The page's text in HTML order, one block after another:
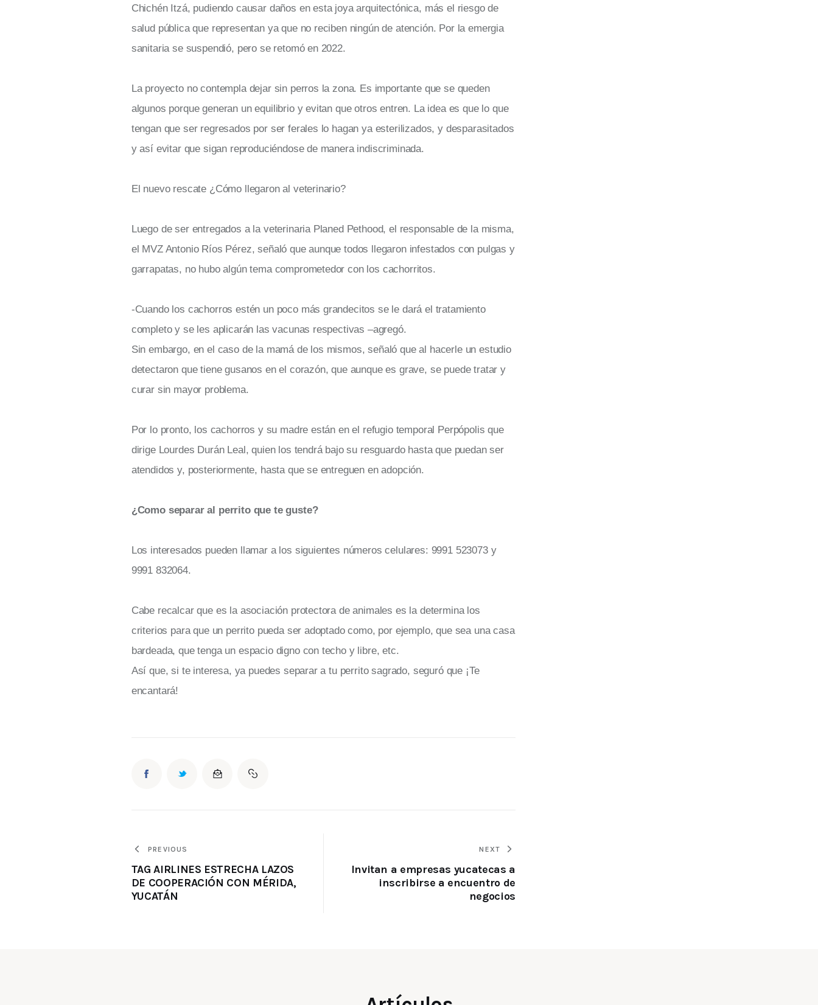
Chichén Itzá, pudiendo causar daños en esta joya arquitectónica, más el riesgo de
salud pública que representan ya que no reciben ningún de atención. Por la emergia
sanitaria se suspendió, pero se retomó en 2022.
La proyecto no contempla dejar sin perros la zona. Es importante que se queden
algunos porque generan un equilibrio y evitan que otros entren. La idea es que lo que
tengan que ser regresados por ser ferales lo hagan ya esterilizados, y desparasitados
y así evitar que sigan reproduciéndose de manera indiscriminada.
El nuevo rescate ¿Cómo llegaron al veterinario?
Luego de ser entregados a la veterinaria Planed Pethood, el responsable de la misma,
el MVZ Antonio Ríos Pérez, señaló que aunque todos llegaron infestados con pulgas y
garrapatas, no hubo algún tema comprometedor con los cachorritos.
-Cuando los cachorros estén un poco más grandecitos se le dará el tratamiento
completo y se les aplicarán las vacunas respectivas –agregó.
Sin embargo, en el caso de la mamá de los mismos, señaló que al hacerle un estudio
detectaron que tiene gusanos en el corazón, que aunque es grave, se puede tratar y
curar sin mayor problema.
Por lo pronto, los cachorros y su madre están en el refugio temporal Perpópolis que
dirige Lourdes Durán Leal, quien los tendrá bajo su resguardo hasta que puedan ser
atendidos y, posteriormente, hasta que se entreguen en adopción.
¿Como separar al perrito que te guste?
Los interesados pueden llamar a los siguientes números celulares: 9991 523073 y
9991 832064.
Cabe recalcar que es la asociación protectora de animales es la determina los
criterios para que un perrito pueda ser adoptado como, por ejemplo, que sea una casa
bardeada, que tenga un espacio digno con techo y libre, etc.
Así que, si te interesa, ya puedes separar a tu perrito sagrado, seguró que ¡Te
encantará!
PREVIOUS
TAG AIRLINES ESTRECHA LAZOS
DE COOPERACIÓN CON MÉRIDA,
YUCATÁN
NEXT
Invitan a empresas yucatecas a
inscribirse a encuentro de
negocios